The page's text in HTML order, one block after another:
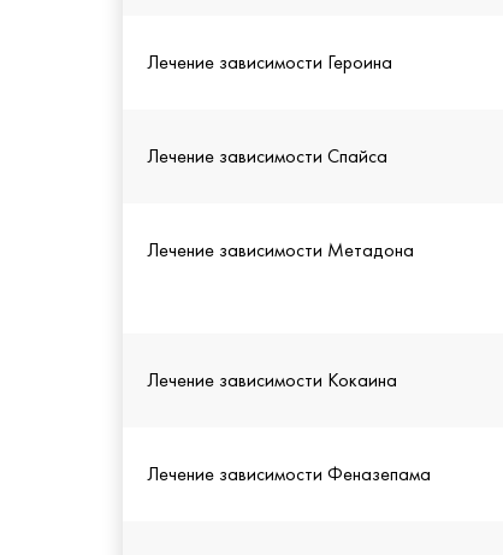
Лечение зависимости Героина
Лечение зависимости Спайса
Лечение зависимости Метадона
Лечение зависимости Кокаина
Лечение зависимости Феназепама